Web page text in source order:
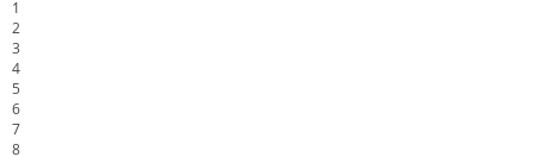
1
2
3
4
5
6
7
8